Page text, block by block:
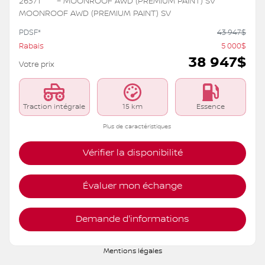
MOONROOF AWD (PREMIUM PAINT) SV
PDSF*
43 947$
Rabais
5 000$
Votre prix
38 947$
Traction intégrale 15 km Essence
Plus de caractéristiques
Vérifier la disponibilité
Évaluer mon échange
Demande d'informations
Mentions légales